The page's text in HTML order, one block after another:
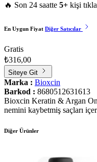
🔥 Son 24 saatte 5+ kişi
En Uygun Fiyat Diğer Satıcılar
Gratis
₺316,00
Siteye Git
Marka : Bioxcin
Barkod : 8680512631613
Bioxcin Keratin & Argan
nemini kaybetmiş saçları
Diğer Ürünler